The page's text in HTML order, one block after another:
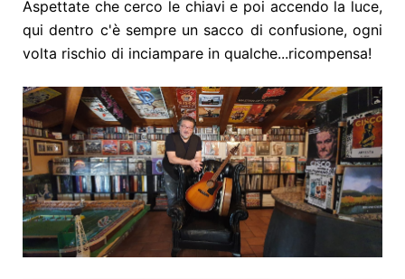
Aspettate che cerco le chiavi e poi accendo la luce,
qui dentro c'è sempre un sacco di confusione, ogni
volta rischio di inciampare in qualche...ricompensa!